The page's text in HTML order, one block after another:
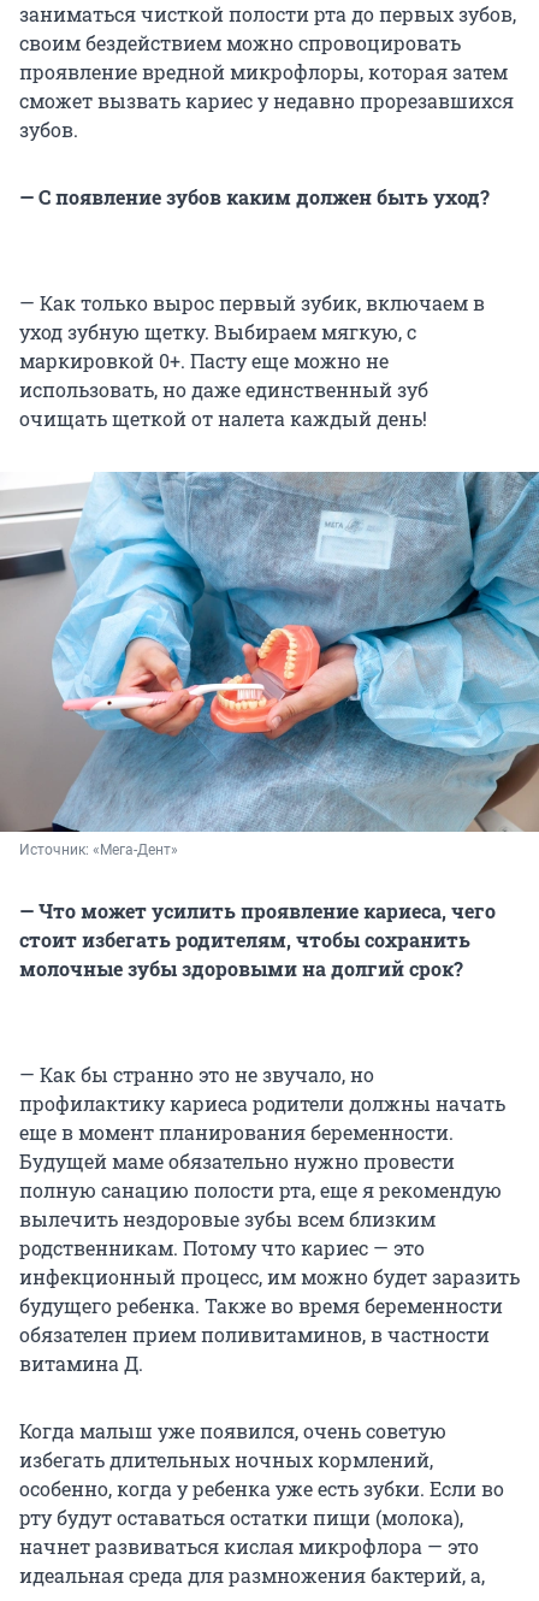
заниматься чисткой полости рта до первых зубов,
своим бездействием можно спровоцировать
проявление вредной микрофлоры, которая затем
сможет вызвать кариес у недавно прорезавшихся
зубов.
— С появление зубов каким должен быть уход?
— Как только вырос первый зубик, включаем в
уход зубную щетку. Выбираем мягкую, с
маркировкой 0+. Пасту еще можно не
использовать, но даже единственный зуб
очищать щеткой от налета каждый день!
Источник: «Мега-Дент»
— Что может усилить проявление кариеса, чего
стоит избегать родителям, чтобы сохранить
молочные зубы здоровыми на долгий срок?
— Как бы странно это не звучало, но
профилактику кариеса родители должны начать
еще в момент планирования беременности.
Будущей маме обязательно нужно провести
полную санацию полости рта, еще я рекомендую
вылечить нездоровые зубы всем близким
родственникам. Потому что кариес — это
инфекционный процесс, им можно будет заразить
будущего ребенка. Также во время беременности
обязателен прием поливитаминов, в частности
витамина Д.
Когда малыш уже появился, очень советую
избегать длительных ночных кормлений,
особенно, когда у ребенка уже есть зубки. Если во
рту будут оставаться остатки пищи (молока),
начнет развиваться кислая микрофлора — это
идеальная среда для размножения бактерий, а,